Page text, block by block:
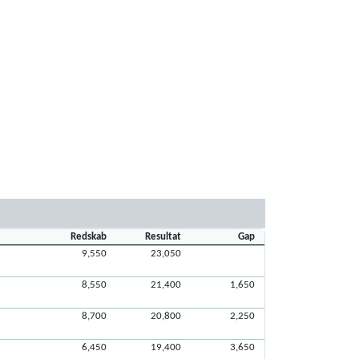
Redskab Resultat
Gap
9,550
23,050
8,550 21,400 1,650
8,700 20,800 2,250
6,450 19,400 3,650